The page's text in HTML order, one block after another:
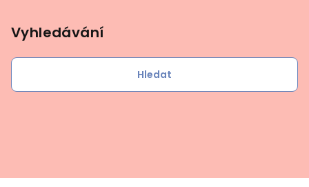
Vyhledávání
Hledat